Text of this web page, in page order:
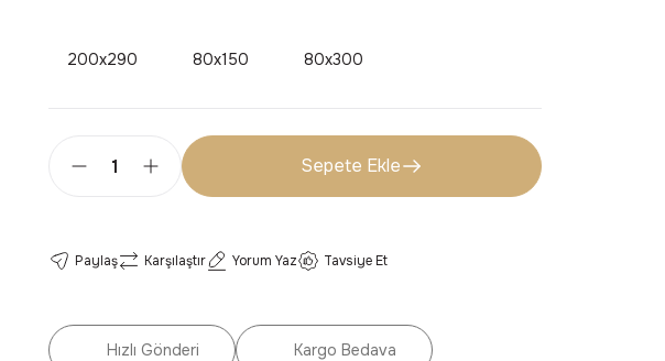
200x290 80x150 80x300
Sepete Ekle
Paylaş Karşılaştır Yorum Yaz Tavsiye Et
Hızlı Gönderi Kargo Bedava